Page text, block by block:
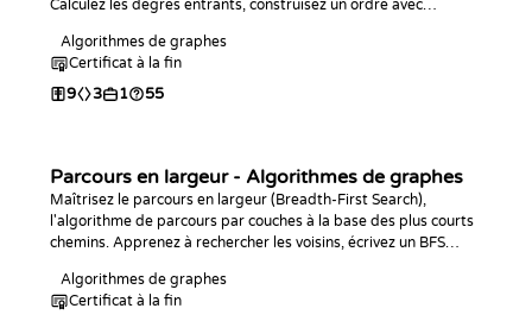
Calculez les degrés entrants, construisez un ordre avec
les cycles et trouvez le plus long chemin dans un DAG.
Algorithmes de graphes
Certificat à la fin
9 3 1 55
Parcours en largeur - Algorithmes de graphes
Maîtrisez le parcours en largeur (Breadth-First Search),
l'algorithme de parcours par couches à la base des plus courts
chemins. Apprenez à rechercher les voisins, écrivez un BFS
pour trouver les distances les plus courtes dans des graphes
non pondérés.
Algorithmes de graphes
Certificat à la fin